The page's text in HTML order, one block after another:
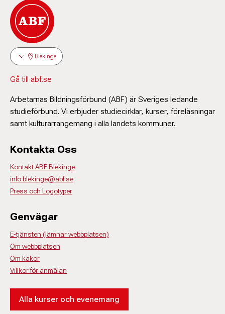
Blekinge
Gå till abf.se
Arbetarnas Bildningsförbund (ABF) är Sveriges ledande
studieförbund. Vi erbjuder studiecirklar, kurser, föreläsningar
samt kulturarrangemang i alla landets kommuner.
Kontakta Oss
Kontakt ABF Blekinge
info.blekinge@abf.se
Press och Logotyper
Genvägar
E-tjänsten (lämnar webbplatsen)
Om webbplatsen
Om kakor
Villkor för anmälan
Alla kurser och evenemang